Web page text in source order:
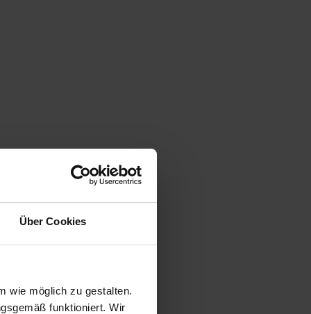
Über Cookies
wie möglich zu gestalten.
funktioniert. Wir